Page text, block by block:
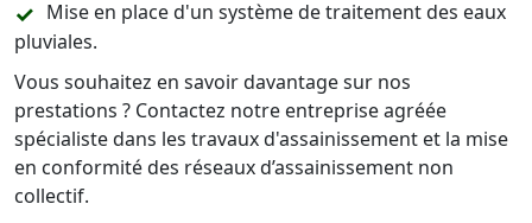
Mise en place d'un système de traitement des eaux
pluviales.
Vous souhaitez en savoir davantage sur nos
prestations ? Contactez notre entreprise agréée
spécialiste dans les travaux d'assainissement et la mise
en conformité des réseaux d’assainissement non
collectif.